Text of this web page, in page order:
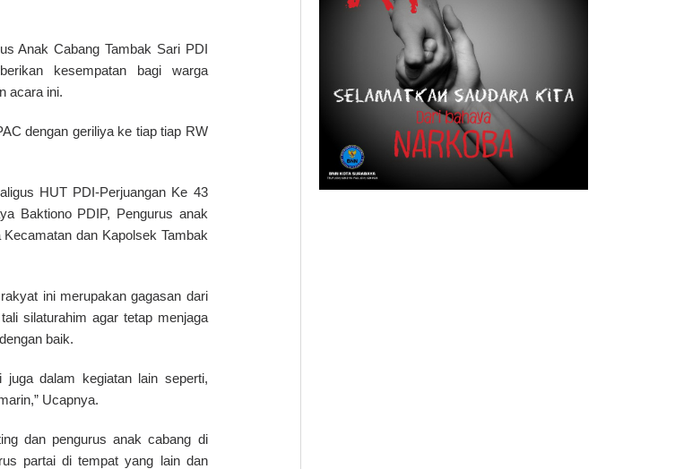
Anak Cabang Tambak Sari PDI
kesempatan bagi warga
acara ini.
dengan geriliya ke tiap tiap RW
HUT PDI-Perjuangan Ke 43
Baktiono PDIP, Pengurus anak
dan Kapolsek Tambak
ini merupakan gagasan dari
silaturahim agar tetap menjaga
baik.
dalam kegiatan lain seperti,
Ucapnya.
dan pengurus anak cabang di
partai di tempat yang lain dan